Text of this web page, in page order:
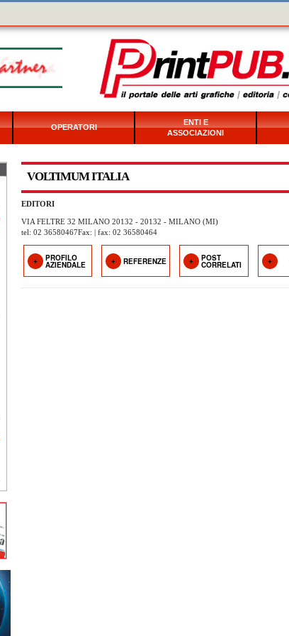
OPERATORI
ENTI E
ASSOCIAZIONI
VOLTIMUM ITALIA
EDITORI
VIA FELTRE 32 MILANO 20132 - 20132 - MILANO (MI)
tel: 02 36580467Fax: | fax: 02 36580464
PROFILO
AZIENDALE REFERENZE POST
CORRELATI